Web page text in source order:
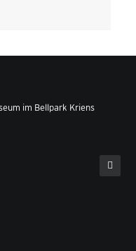
im Bellpark Kriens